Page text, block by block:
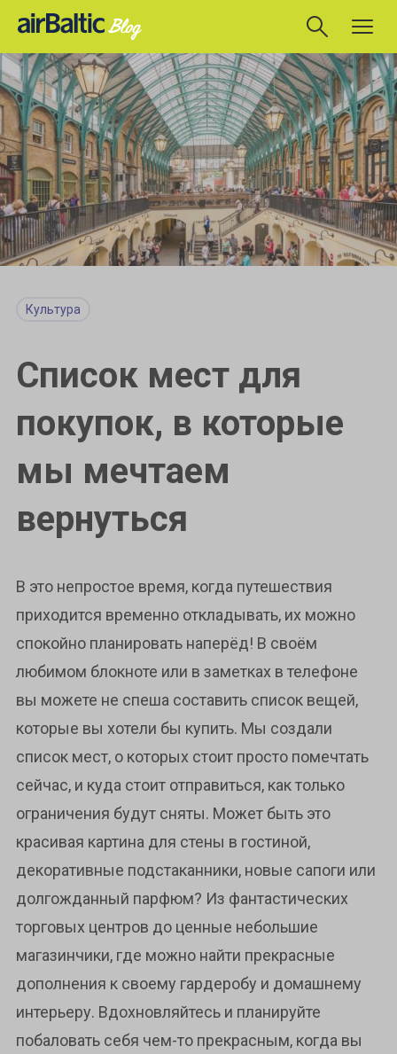
Культура
Список мест для
покупок, в которые
мы мечтаем
вернуться
В это непростое время, когда путешествия
приходится временно откладывать, их можно
спокойно планировать наперёд! В своём
любимом блокноте или в заметках в телефоне
вы можете не спеша составить список вещей,
которые вы хотели бы купить. Mы создали
список мест, о которых стоит просто помечтать
сейчас, и куда стоит отправиться, как только
ограничения будут сняты. Может быть это
красивая картина для стены в гостиной,
декоративные подстаканники, новые сапоги или
долгожданный парфюм? Из фантастических
торговых центров до ценные небольшие
магазинчики, где можно найти прекрасные
дополнения к своему гардеробу и домашнему
интерьеру. Вдохновляйтесь и планируйте
побаловать себя чем-то прекрасным, когда вы